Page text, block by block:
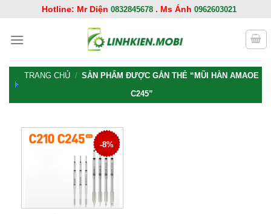
nội
Hotline: Mr Diện 0832845678. Ms Ánh 0962603021
TRANG CHỦ / SẢN PHẨM ĐƯỢC GẮN THẺ “MŨI HÀN AMAOE
C245”
-8%